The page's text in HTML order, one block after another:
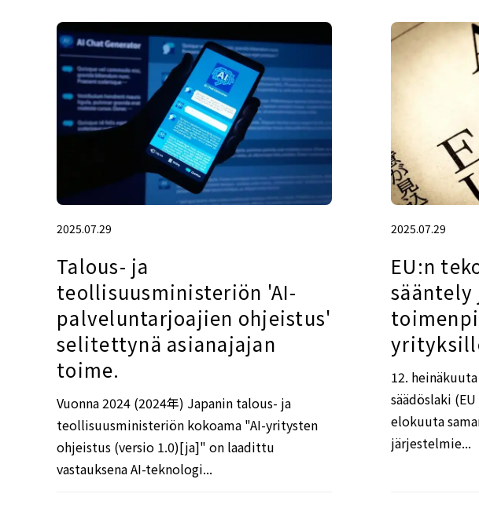
2025.07.29
Talous- ja
teollisuusministeriön 'AI-
palveluntarjoajien ohjeistus'
selitettynä asianajajan
toime.
Vuonna 2024 (2024年) Japanin talous- ja
teollisuusministeriön kokoama "AI-yritysten
ohjeistus (versio 1.0)[ja]" on laadittu
vastauksena AI-teknologi...
2025.07.29
EU:n
12.
säädöslaki
elokuuta
järjestelmie...